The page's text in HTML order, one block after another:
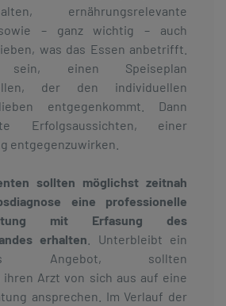
ernährungsrelevante
– ganz wichtig – auch
was das Essen anbetrifft.
einen Speiseplan
der den individuellen
entgegenkommt. Dann
Erfolgsaussichten, einer
entgegenzuwirken.
sollten möglichst zeitnah
eine professionelle
mit Erfasung des
erhalten . Unterbleibt ein
Angebot, sollten
ihren Arzt von sich aus auf eine
ansprechen. Im Verlauf der